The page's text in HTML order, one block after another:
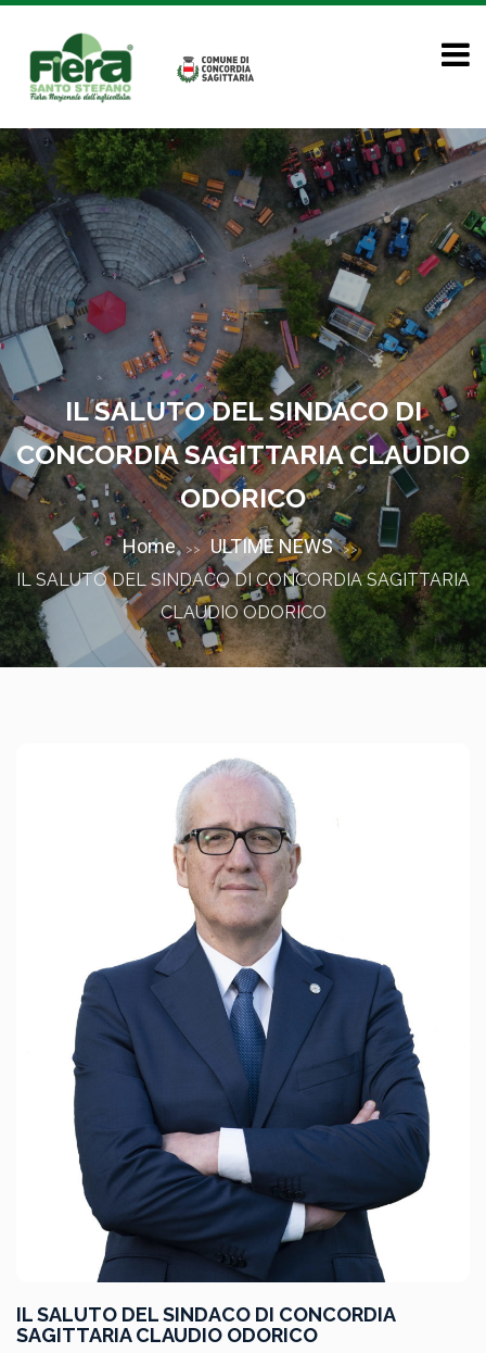
IL SALUTO DEL SINDACO DI
CONCORDIA SAGITTARIA CLAUDIO
ODORICO
Home >> ULTIME NEWS >>
IL SALUTO DEL SINDACO DI CONCORDIA SAGITTARIA
CLAUDIO ODORICO
IL SALUTO DEL SINDACO DI CONCORDIA
SAGITTARIA CLAUDIO ODORICO